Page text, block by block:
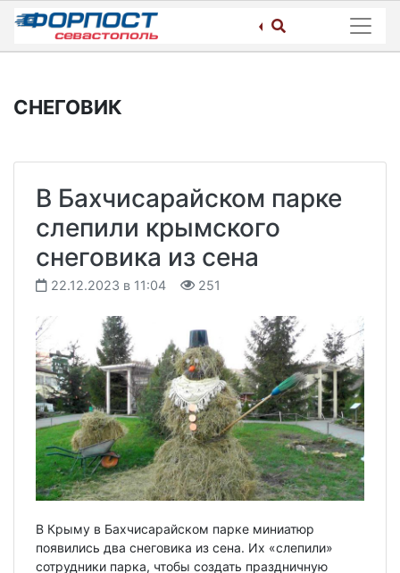
Skip
content
СНЕГОВИК
В Бахчисарайском парке
слепили крымского
снеговика из сена
22.12.2023 в 11:04 251
В Крыму в Бахчисарайском парке миниатюр
появились два снеговика из сена. Их «слепили»
сотрудники парка, чтобы создать праздничную